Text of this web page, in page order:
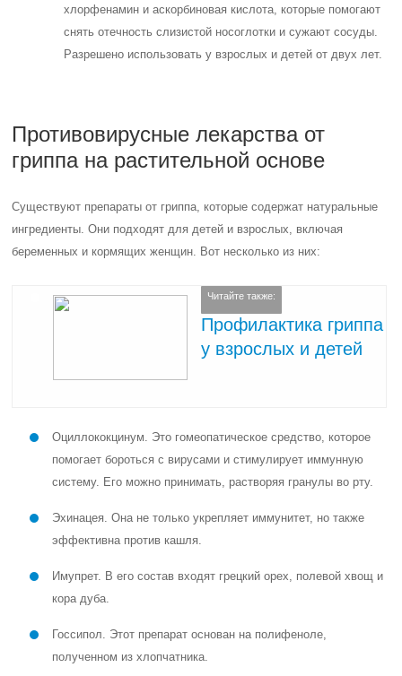
хлорфенамин и аскорбиновая кислота, которые помогают
снять отечность слизистой носоглотки и сужают сосуды.
Разрешено использовать у взрослых и детей от двух лет.
Противовирусные лекарства от
гриппа на растительной основе
Существуют препараты от гриппа, которые содержат натуральные
ингредиенты. Они подходят для детей и взрослых, включая
беременных и кормящих женщин. Вот несколько из них:
Читайте также:
Профилактика гриппа
у взрослых и детей
Оциллококцинум. Это гомеопатическое средство, которое
помогает бороться с вирусами и стимулирует иммунную
систему. Его можно принимать, растворяя гранулы во рту.
Эхинацея. Она не только укрепляет иммунитет, но также
эффективна против кашля.
Имупрет. В его состав входят грецкий орех, полевой хвощ и
кора дуба.
Госсипол. Этот препарат основан на полифеноле,
полученном из хлопчатника.